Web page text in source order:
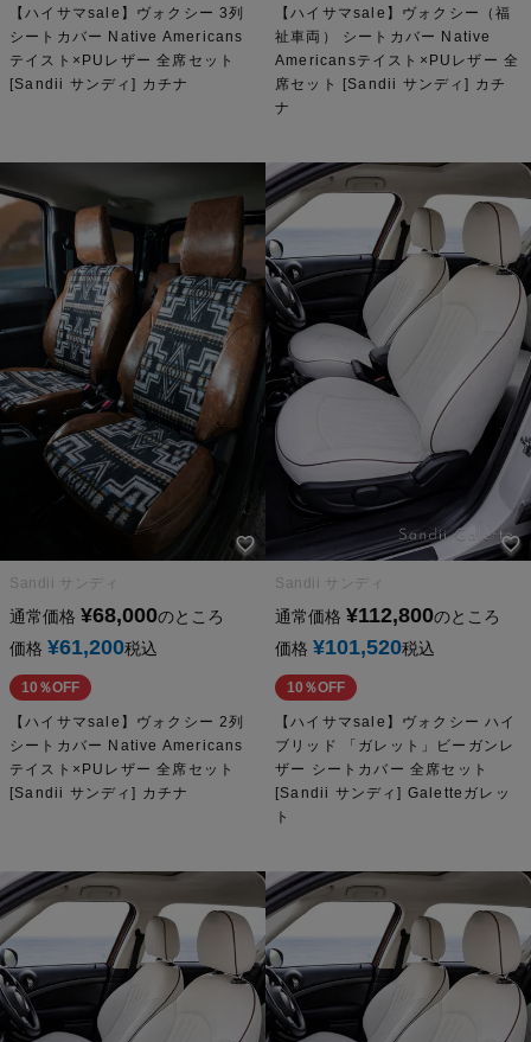
【ハイサマsale】ヴォクシー 3列
シートカバー Native Americans
テイスト×PUレザー 全席セット
[Sandii サンディ] カチナ
【ハイサマsale】ヴォクシー（福
祉車両） シートカバー Native
Americansテイスト×PUレザー 全
席セット [Sandii サンディ] カチ
ナ
Sandii サンディ
通常価格 ¥68,000のところ
価格 ¥61,200税込
10％OFF
【ハイサマsale】ヴォクシー 2列
シートカバー Native Americans
テイスト×PUレザー 全席セット
[Sandii サンディ] カチナ
Sandii サンディ
通常価格 ¥112,800のところ
価格 ¥101,520税込
10％OFF
【ハイサマsale】ヴォクシー ハイ
ブリッド 「ガレット」ビーガンレ
ザー シートカバー 全席セット
[Sandii サンディ] Galetteガレッ
ト